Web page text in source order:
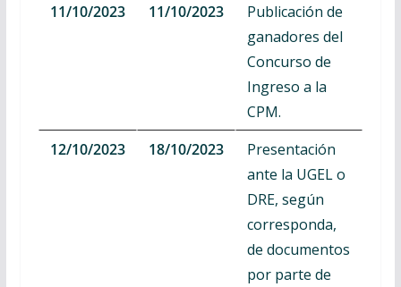
11/10/2023
11/10/2023
Publicación de
ganadores del
Concurso de
Ingreso a la
CPM.
12/10/2023
18/10/2023
Presentación
ante la UGEL o
DRE, según
corresponda,
de documentos
por parte de